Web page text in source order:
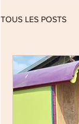
TOUS LES POSTS
stages créatifs